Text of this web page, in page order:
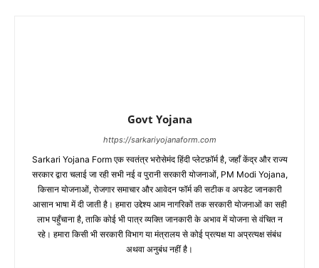
Govt Yojana
https://sarkariyojanaform.com
Sarkari Yojana Form एक स्वतंत्र भरोसेमंद हिंदी प्लेटफ़ॉर्म है, जहाँ केंद्र और राज्य
सरकार द्वारा चलाई जा रही सभी नई व पुरानी सरकारी योजनाओं, PM Modi Yojana,
किसान योजनाओं, रोजगार समाचार और आवेदन फॉर्म की सटीक व अपडेट जानकारी
आसान भाषा में दी जाती है। हमारा उद्देश्य आम नागरिकों तक सरकारी योजनाओं का सही
लाभ पहुँचाना है, ताकि कोई भी पात्र व्यक्ति जानकारी के अभाव में योजना से वंचित न
रहे। हमारा किसी भी सरकारी विभाग या मंत्रालय से कोई प्रत्यक्ष या अप्रत्यक्ष संबंध
अथवा अनुबंध नहीं है।